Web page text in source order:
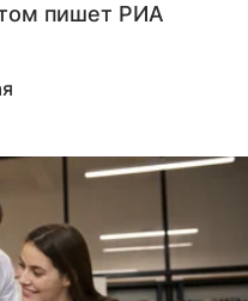
пишет РИА